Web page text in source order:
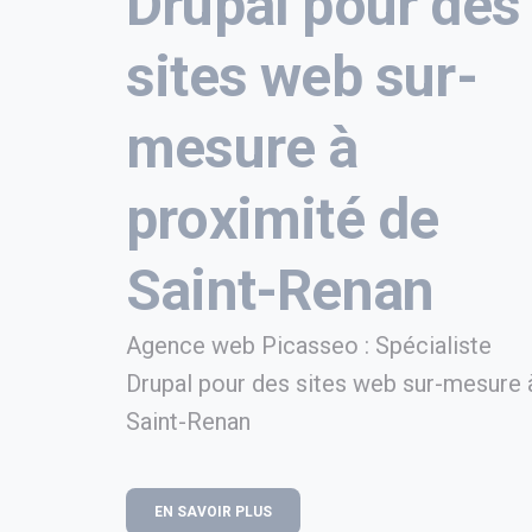
sites web sur-
mesure à
proximité de
Saint-Renan
Agence web Picasseo : Spécialiste
Drupal pour des sites web sur-mesure
Saint-Renan
EN SAVOIR PLUS